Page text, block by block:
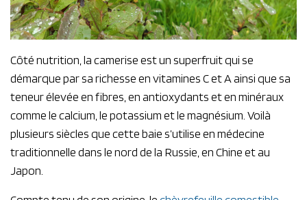
Côté nutrition, la camerise est un superfruit qui se
démarque par sa richesse en vitamines C et A ainsi que sa
teneur élevée en fibres, en antioxydants et en minéraux
comme le calcium, le potassium et le magnésium. Voilà
plusieurs siècles que cette baie s’utilise en médecine
traditionnelle dans le nord de la Russie, en Chine et au
Japon.